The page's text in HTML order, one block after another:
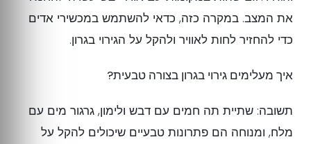
את המצב. במקרה כזה, כדאי להשתמש במכשירי אדים
כדי להחזיר לחות לאוויר ולהקל על הגירוי בגרון.
איך מעלימים גירוי בגרון בצורה טבעית?
תשובה: שתיית תה חמים עם דבש ולימון, גרגור מים עם
מלח, ומנוחה הם פתרונות טבעיים שיכולים להקל על